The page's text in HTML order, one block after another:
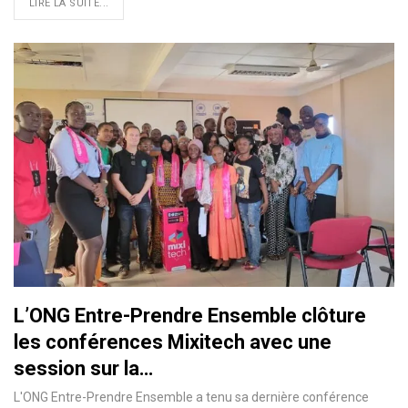
LIRE LA SUITE...
L’ONG Entre-Prendre Ensemble clôture
les conférences Mixitech avec une
session sur la…
L'ONG Entre-Prendre Ensemble a tenu sa dernière conférence